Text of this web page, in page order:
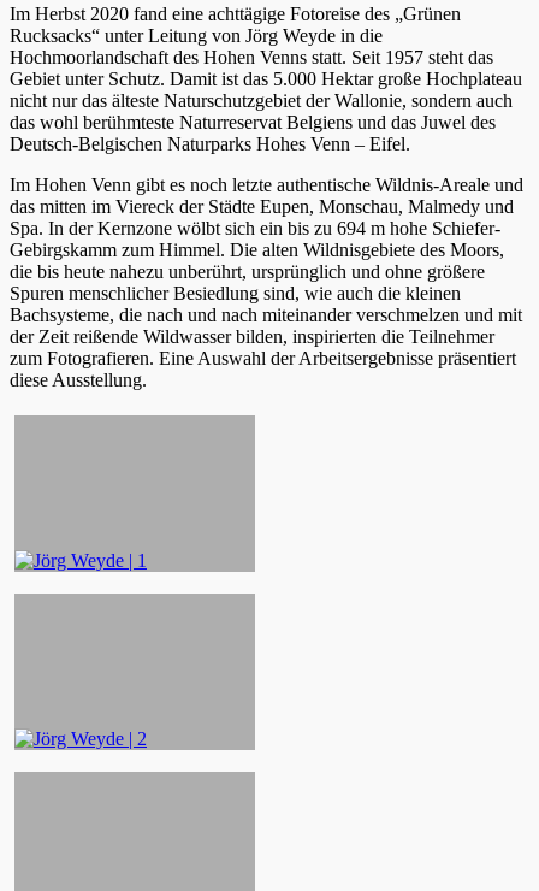
Im Herbst 2020 fand eine achttägige Fotoreise des „Grünen
Rucksacks“ unter Leitung von Jörg Weyde in die
Hochmoorlandschaft des Hohen Venns statt. Seit 1957 steht das
Gebiet unter Schutz. Damit ist das 5.000 Hektar große Hochplateau
nicht nur das älteste Naturschutzgebiet der Wallonie, sondern auch
das wohl berühmteste Naturreservat Belgiens und das Juwel des
Deutsch-Belgischen Naturparks Hohes Venn – Eifel.
Im Hohen Venn gibt es noch letzte authentische Wildnis-Areale und
das mitten im Viereck der Städte Eupen, Monschau, Malmedy und
Spa. In der Kernzone wölbt sich ein bis zu 694 m hohe Schiefer-
Gebirgskamm zum Himmel. Die alten Wildnisgebiete des Moors,
die bis heute nahezu unberührt, ursprünglich und ohne größere
Spuren menschlicher Besiedlung sind, wie auch die kleinen
Bachsysteme, die nach und nach miteinander verschmelzen und mit
der Zeit reißende Wildwasser bilden, inspirierten die Teilnehmer
zum Fotografieren. Eine Auswahl der Arbeitsergebnisse präsentiert
diese Ausstellung.